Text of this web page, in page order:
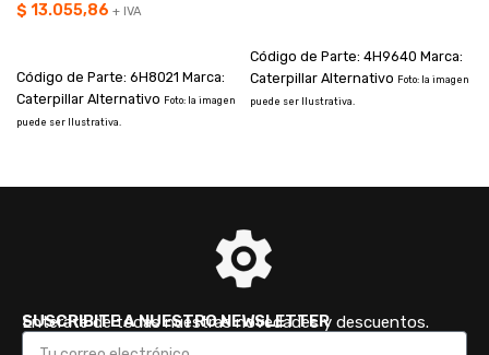
$ 13.055,86 + IVA
Código de Parte: 6H8021 Marca:
Caterpillar Alternativo Foto: la imagen
puede ser Ilustrativa.
Código de Parte: 4H9640 Marca:
Caterpillar Alternativo Foto: la imagen
puede ser Ilustrativa.
SUSCRIBITE A NUESTRO NEWSLETTER
Enterate de todas nuestras novedades y descuentos.